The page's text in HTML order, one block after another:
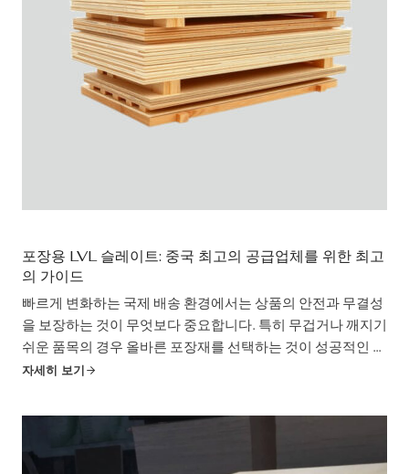
포장용 LVL 슬레이트: 중국 최고의 공급업체를 위한 최고
의 가이드
빠르게 변화하는 국제 배송 환경에서는 상품의 안전과 무결성
을 보장하는 것이 무엇보다 중요합니다. 특히 무겁거나 깨지기
쉬운 품목의 경우 올바른 포장재를 선택하는 것이 성공적인 배
송과 비용이 많이 드는 재난의 차이를 만들 수 있습니다. 강도,
음과 같이 등장했습니다.
자세히 보기